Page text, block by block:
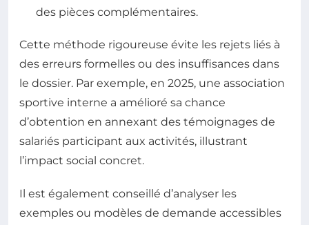
des pièces complémentaires.
Cette méthode rigoureuse évite les rejets liés à
des erreurs formelles ou des insuffisances dans
le dossier. Par exemple, en 2025, une association
sportive interne a amélioré sa chance
d’obtention en annexant des témoignages de
salariés participant aux activités, illustrant
l’impact social concret.
Il est également conseillé d’analyser les
exemples ou modèles de demande accessibles